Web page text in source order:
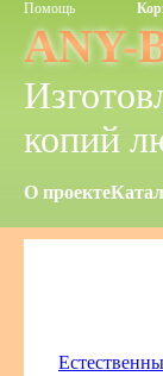
Помощь
ANY-
копий
О проекте